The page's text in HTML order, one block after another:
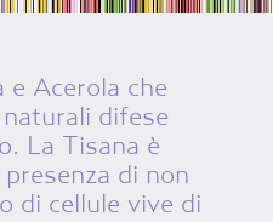
e Acerola che
difese
La Tisana è
di non
di cellule vive di